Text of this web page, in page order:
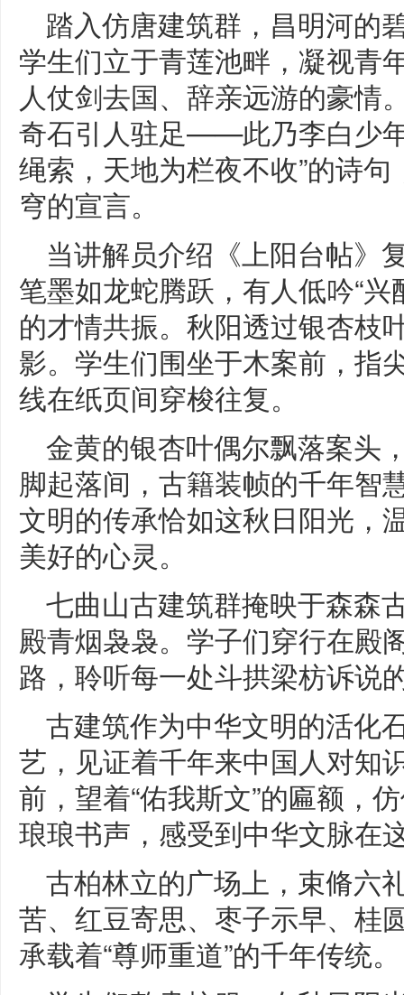
踏入仿唐建筑群，昌明河的
学生们立于青莲池畔，凝视青
人仗剑去国、辞亲远游的豪情
奇石引人驻足——此乃李白少
绳索，天地为栏夜不收”的诗
穹的宣言。
当讲解员介绍《上阳台帖》
笔墨如龙蛇腾跃，有人低吟“
的才情共振。秋阳透过银杏枝
影。学生们围坐于木案前，指
线在纸页间穿梭往复。
金黄的银杏叶偶尔飘落案头
脚起落间，古籍装帧的千年智
文明的传承恰如这秋日阳光，
美好的心灵。
七曲山古建筑群掩映于森森
殿青烟袅袅。学子们穿行在殿
路，聆听每一处斗拱梁枋诉说
古建筑作为中华文明的活化
艺，见证着千年来中国人对知
前，望着“佑我斯文”的匾额，
琅琅书声，感受到中华文脉在
古柏林立的广场上，束脩六
苦、红豆寄思、枣子示早、
承载着“尊师重道”的千年传统。